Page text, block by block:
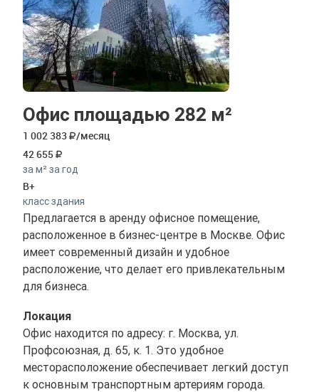
Офис площадью 282 м²
1 002 383
/месяц
42 655
за м² за год
B+
класс здания
Предлагается в аренду офисное помещение,
расположенное в бизнес-центре в Москве. Офис
имеет современный дизайн и удобное
расположение, что делает его привлекательным
для бизнеса.
Локация
Офис находится по адресу: г. Москва, ул.
Профсоюзная, д. 65, к. 1. Это удобное
месторасположение обеспечивает легкий доступ
к основным транспортным артериям города.